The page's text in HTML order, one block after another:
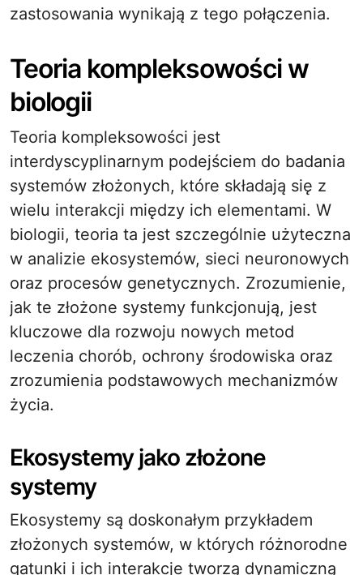
zastosowania wynikają z tego połączenia.
Teoria kompleksowości w
biologii
Teoria kompleksowości jest
interdyscyplinarnym podejściem do badania
systemów złożonych, które składają się z
wielu interakcji między ich elementami. W
biologii, teoria ta jest szczególnie użyteczna
w analizie ekosystemów, sieci neuronowych
oraz procesów genetycznych. Zrozumienie,
jak te złożone systemy funkcjonują, jest
kluczowe dla rozwoju nowych metod
leczenia chorób, ochrony środowiska oraz
zrozumienia podstawowych mechanizmów
życia.
Ekosystemy jako złożone
systemy
Ekosystemy są doskonałym przykładem
złożonych systemów, w których różnorodne
gatunki i ich interakcje tworzą dynamiczną